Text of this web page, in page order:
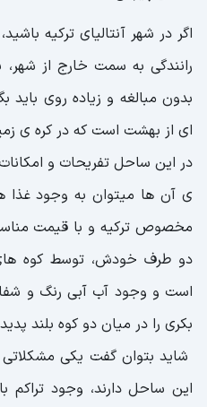
اگر در شهر آنتالیای ترکیه
رانندگی به سمت خارج از شهر،
بدون مبالغه و زیاده روی
ای از بهشت است که در کره ی
در این ساحل تفریحات و
ی آن ها میتوان به وجود
مخصوص ترکیه و با قیمت
دو طرف خودش، توسط کوه
است و وجود آب آبی رنگ و
بکری را در میان دو کوه بلند
شاید بتوان گفت یکی
این ساحل دارند، وجود